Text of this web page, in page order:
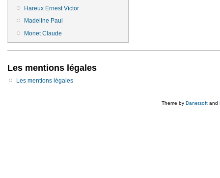
Hareux Ernest Victor
Madeline Paul
Monet Claude
Les mentions légales
Les mentions légales
Theme by Danetsoft and